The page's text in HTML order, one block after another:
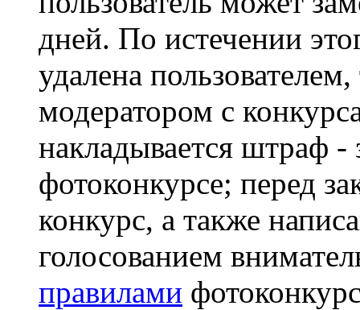
дней. По истечении
удалена
модератором с
накладывается штраф -
фотоконкурсе; перед
конкурс, а также
голосованием
правилами